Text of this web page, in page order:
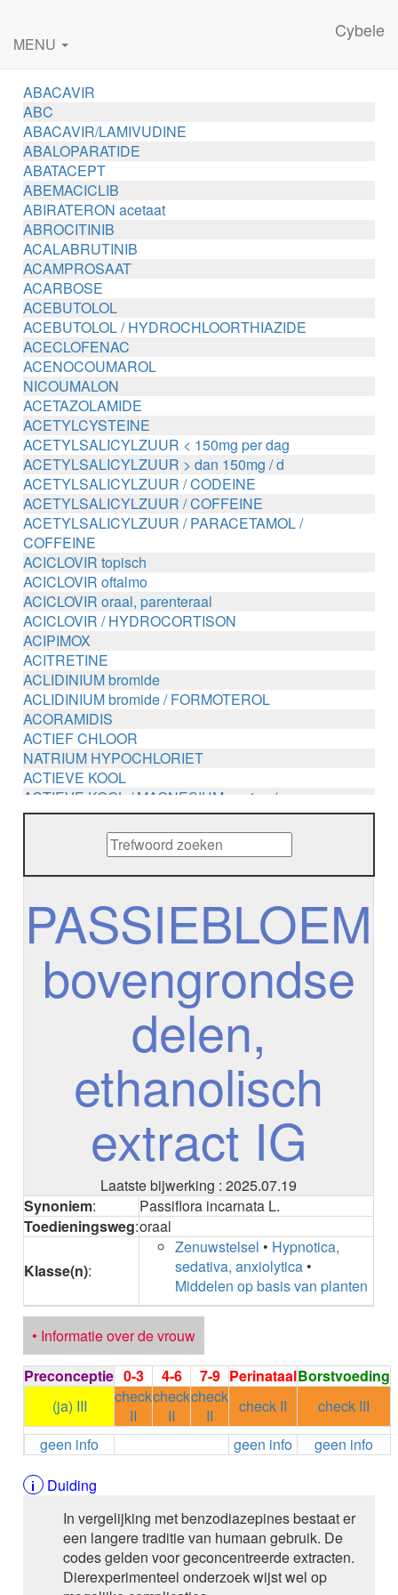
Cybele
MENU
ABACAVIR
ABC
ABACAVIR/LAMIVUDINE
ABALOPARATIDE
ABATACEPT
ABEMACICLIB
ABIRATERON acetaat
ABROCITINIB
ACALABRUTINIB
ACAMPROSAAT
ACARBOSE
ACEBUTOLOL
ACEBUTOLOL / HYDROCHLOORTHIAZIDE
ACECLOFENAC
ACENOCOUMAROL
NICOUMALON
ACETAZOLAMIDE
ACETYLCYSTEINE
ACETYLSALICYLZUUR < 150mg per dag
ACETYLSALICYLZUUR > dan 150mg / d
ACETYLSALICYLZUUR / CODEINE
ACETYLSALICYLZUUR / COFFEINE
ACETYLSALICYLZUUR / PARACETAMOL /
COFFEINE
ACICLOVIR topisch
ACICLOVIR oftalmo
ACICLOVIR oraal, parenteraal
ACICLOVIR / HYDROCORTISON
ACIPIMOX
ACITRETINE
ACLIDINIUM bromide
ACLIDINIUM bromide / FORMOTEROL
ACORAMIDIS
ACTIEF CHLOOR
NATRIUM HYPOCHLORIET
ACTIEVE KOOL
ACTIEVE KOOL / MAGNESIUM zouten /
METHENAMINE
ADALIMUMAB
ADAPALEEN
ADAPALEEN / BENZOYLPEROXIDE
ADENOSINE
AESCINE
AFATINIB
AFLIBERCEPT parenteraal
AFLIBERCEPT intravitreaal
AGALSIDASE alfa
AGALSIDASE bèta
AGOMELATINE
ALBIGLUTIDE
ALBUTREPENONACOG ALFA
Stollingsfactor IX; Factor IX
ALEMTUZUMAB
ALENDRONAAT
ALENDRONAAT/VIT D3
ALENDRONAAT / VITAMINE D3 / CACO3
ALFA-1-PROTEINASEREMMER humaan
ALFENTANYL HCl
ALFUZOSINE
ALGELDRAAT
ALGELDRAAT / MAGNESIUM HYDROXYDE
ALGINAAT Na / BICARBONAAT Na
ALGINAAT Na / Na BICARBONAAT / CALCIUM
CARBONAAT
ALGINEZUUR
ALIROCUMAB
ALIZAPRIDE
ALLOPURINOL
ALMOTRIPTAN
ALOGLIPTINE benzoaat
PASSIEBLOEM
bovengrondse
delen,
ethanolisch
extract IG
Laatste bijwerking : 2025.07.19
Synoniem:
Passiflora incarnata L.
Toedieningsweg:oraal
Klasse(n):
Zenuwstelsel • Hypnotica,
sedativa, anxiolytica •
Middelen op basis van planten
• Informatie over de vrouw
Preconceptie 0-3 4-6 7-9 PerinataalBorstvoeding
(ja) III
check
II
check
II
check
II
check II
check III
geen info
geen info
geen info
Duiding
In vergelijking met benzodiazepines bestaat er
een langere traditie van humaan gebruik. De
codes gelden voor geconcentreerde extracten.
Dierexperimenteel onderzoek wijst wel op